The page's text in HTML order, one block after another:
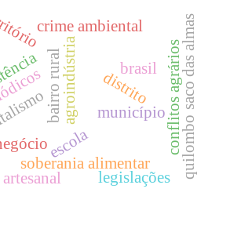
município
distrito
bairro rural
escola conflitos agráriosquilombo saco das almas
agroindústria
soberania alimentar
crime ambiental
legislações
brasil